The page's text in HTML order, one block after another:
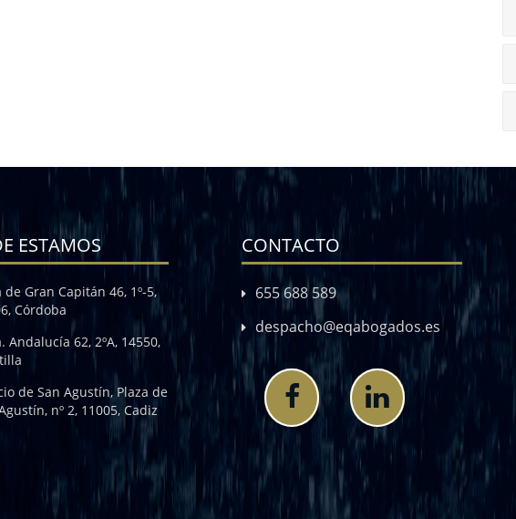
ESTAMOS
de Gran Capitán 46, 1º-5,
Córdoba
Andalucía 62, 2ºA, 14550,
de San Agustín, Plaza de
nº 2, 11005, Cadiz
CONTACTO
655 688 589
despacho@eqabogados.es